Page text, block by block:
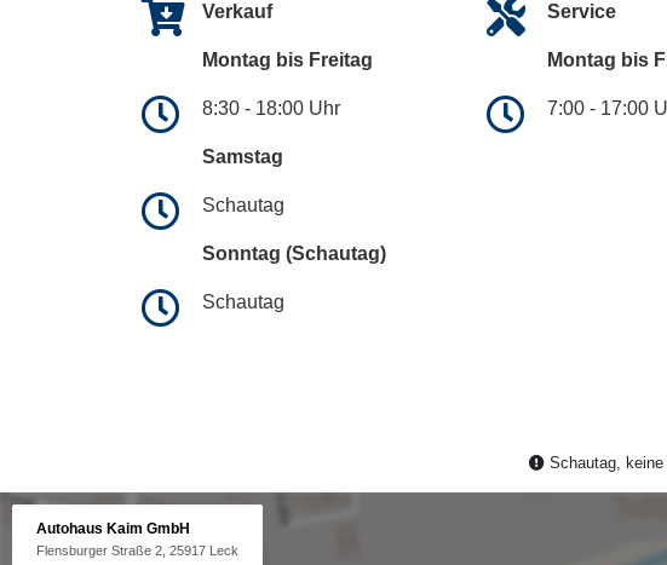
Verkauf
Montag bis Freitag
8:30 - 18:00 Uhr
Samstag
Schautag
Sonntag (Schautag)
Schautag
Service
Montag bis
7:00 - 17:00
Schautag, keine
Autohaus Kaim GmbH
Flensburger Straße 2, 25917 Leck